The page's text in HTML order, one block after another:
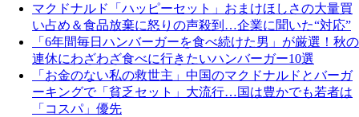
マクドナルド「ハッピーセット」おまけほしさの大量買
い占め＆食品放棄に怒りの声殺到…企業に聞いた“対応”
「6年間毎日ハンバーガーを食べ続けた男」が厳選！秋の
連休にわざわざ食べに行きたいハンバーガー10選
「お金のない私の救世主」中国のマクドナルドとバーガ
ーキングで「貧乏セット」大流行…国は豊かでも若者は
「コスパ」優先